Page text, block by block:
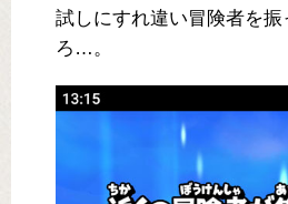
試しにすれ違い冒険者を振
ろ…。